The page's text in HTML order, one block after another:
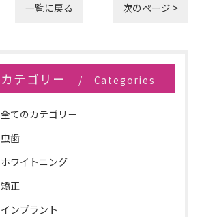
一覧に戻る 次のページ >
カテゴリー Categories
全てのカテゴリー
虫歯
ホワイトニング
矯正
インプラント